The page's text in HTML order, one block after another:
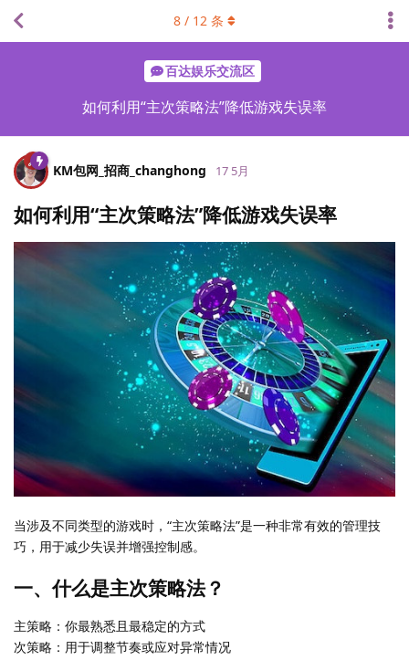
百达娱乐交流区
如何利用“主次策略法”降低游戏失误率
8 / 12 条
KM包网_招商_changhong 17 5月
如何利用“主次策略法”降低游戏失误率
当涉及不同类型的游戏时，“主次策略法”是一种非常有效的管理技
巧，用于减少失误并增强控制感。
一、什么是主次策略法？
主策略：你最熟悉且最稳定的方式
次策略：用于调整节奏或应对异常情况